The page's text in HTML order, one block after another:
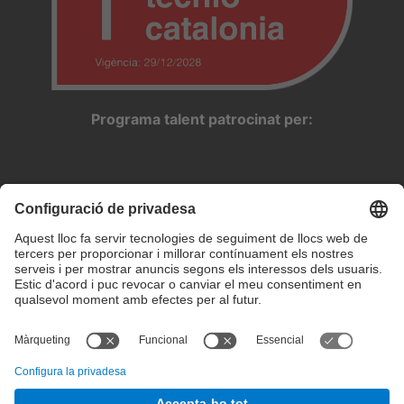
Programa talent patrocinat per:
Configuració de privadesa